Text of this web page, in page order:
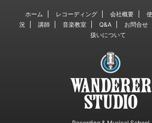
ホーム レコーディング 会社概要
況
講師 音楽教室 Q&A お問合せ
扱いについて